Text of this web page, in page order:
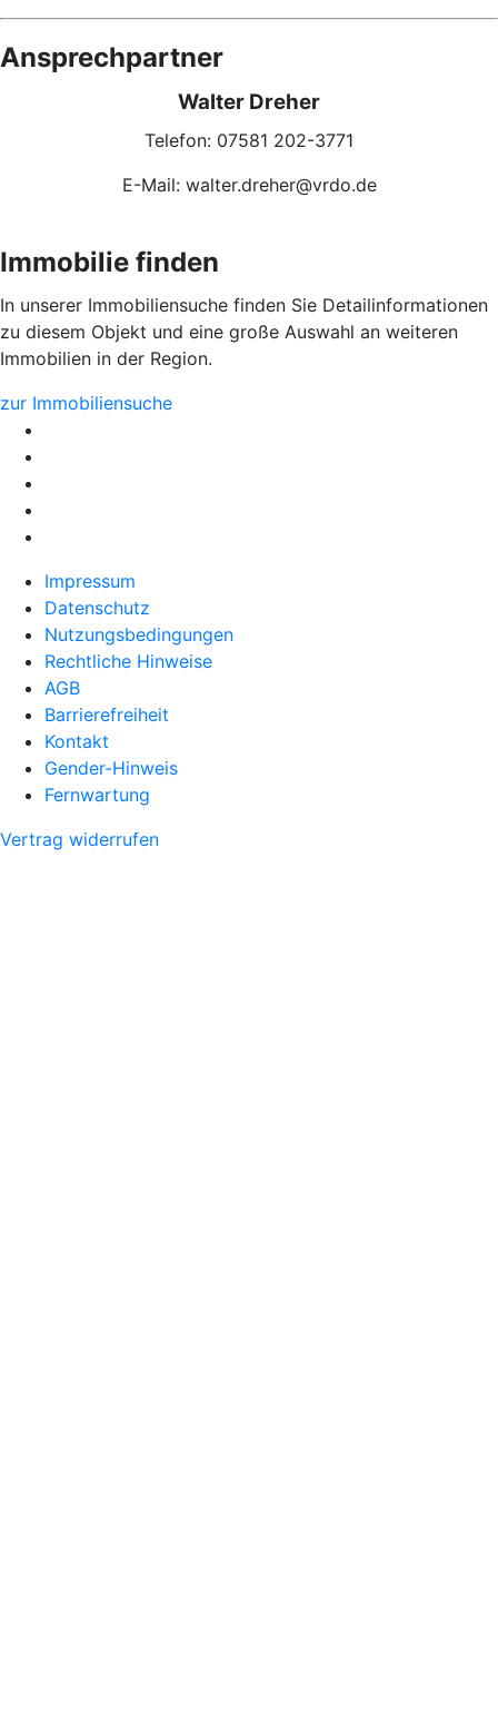
Ansprechpartner
Walter Dreher
Telefon: 07581 202-3771
E-Mail: walter.dreher@vrdo.de
Immobilie finden
In unserer Immobiliensuche finden Sie Detailinformationen
zu diesem Objekt und eine große Auswahl an weiteren
Immobilien in der Region.
zur Immobiliensuche
Impressum
Datenschutz
Nutzungsbedingungen
Rechtliche Hinweise
AGB
Barrierefreiheit
Kontakt
Gender-Hinweis
Fernwartung
Vertrag widerrufen